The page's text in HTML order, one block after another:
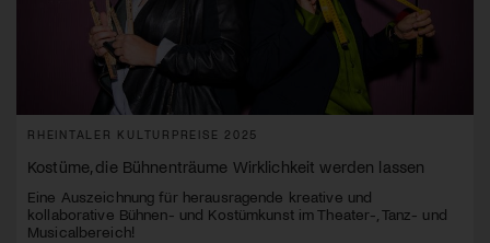
RHEINTALER KULTURPREISE 2025
Kostüme, die Bühnenträume Wirklichkeit werden lassen
Eine Auszeichnung für herausragende kreative und
kollaborative Bühnen- und Kostümkunst im Theater-, Tanz- und
Musicalbereich!